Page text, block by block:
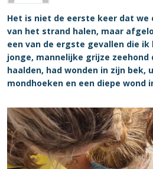
Het is niet de eerste keer dat
van het strand halen, maar
een van de ergste gevallen die ik
jonge, mannelijke grijze zeehond
haalden, had wonden in zijn bek,
mondhoeken en een diepe wond